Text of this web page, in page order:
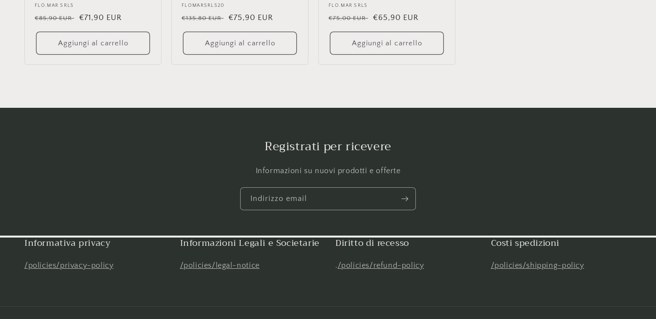
Fornitore:
FLO.MAR SRLS
Prezzo
di
€85,90 EUR
Prezzo
scontato
€71,90 EUR
Aggiungi al carrello
Fornitore:
FLOMARSRLS20
Prezzo
di
€135,80 EUR
Prezzo
scontato
€75,90 EUR
Aggiungi al carrello
Fornitore:
FLO.MAR SRLS
Prezzo
di
€75,00 EUR
Prezzo
scontato
€65,90 EUR
Aggiungi al carrello
Registrati per ricevere
Informazioni su nuovi prodotti e offerte
Indirizzo email
Informativa privacy
/policies/privacy-policy
Informazioni Legali e Societarie
/policies/legal-notice
Diritto di recesso
./policies/refund-policy
Costi spedizioni
/policies/shipping-policy